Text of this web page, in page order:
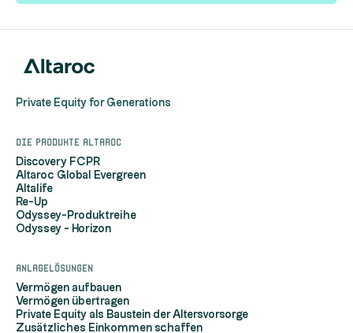
Private Equity for Generations
Die Produkte Altaroc
Discovery FCPR
Altaroc Global Evergreen
Altalife
Re-Up
Odyssey-Produktreihe
Odyssey - Horizon
Anlagelösungen
Vermögen aufbauen
Vermögen übertragen
Private Equity als Baustein der Altersvorsorge
Zusätzliches Einkommen schaffen